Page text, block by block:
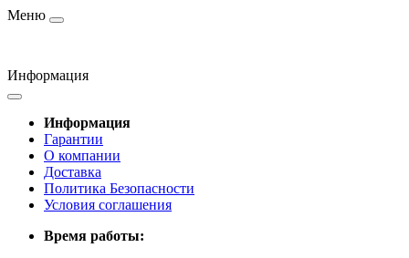
Меню
Информация
Информация
Гарантии
О компании
Доставка
Политика Безопасности
Условия соглашения
Время работы: